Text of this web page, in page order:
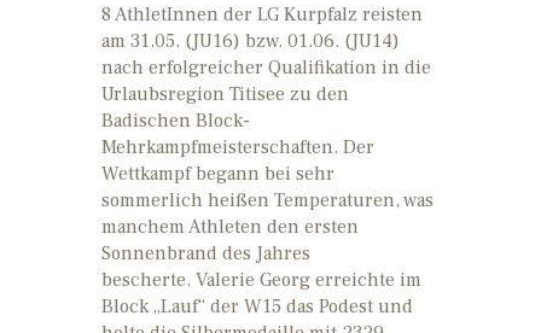
8 AthletInnen der LG Kurpfalz reisten
am 31.05. (JU16) bzw. 01.06. (JU14)
nach erfolgreicher Qualifikation in die
Urlaubsregion Titisee zu den
Badischen Block-
Mehrkampfmeisterschaften. Der
Wettkampf begann bei sehr
sommerlich heißen Temperaturen, was
manchem Athleten den ersten
Sonnenbrand des Jahres
bescherte. Valerie Georg erreichte im
Block „Lauf“ der W15 das Podest und